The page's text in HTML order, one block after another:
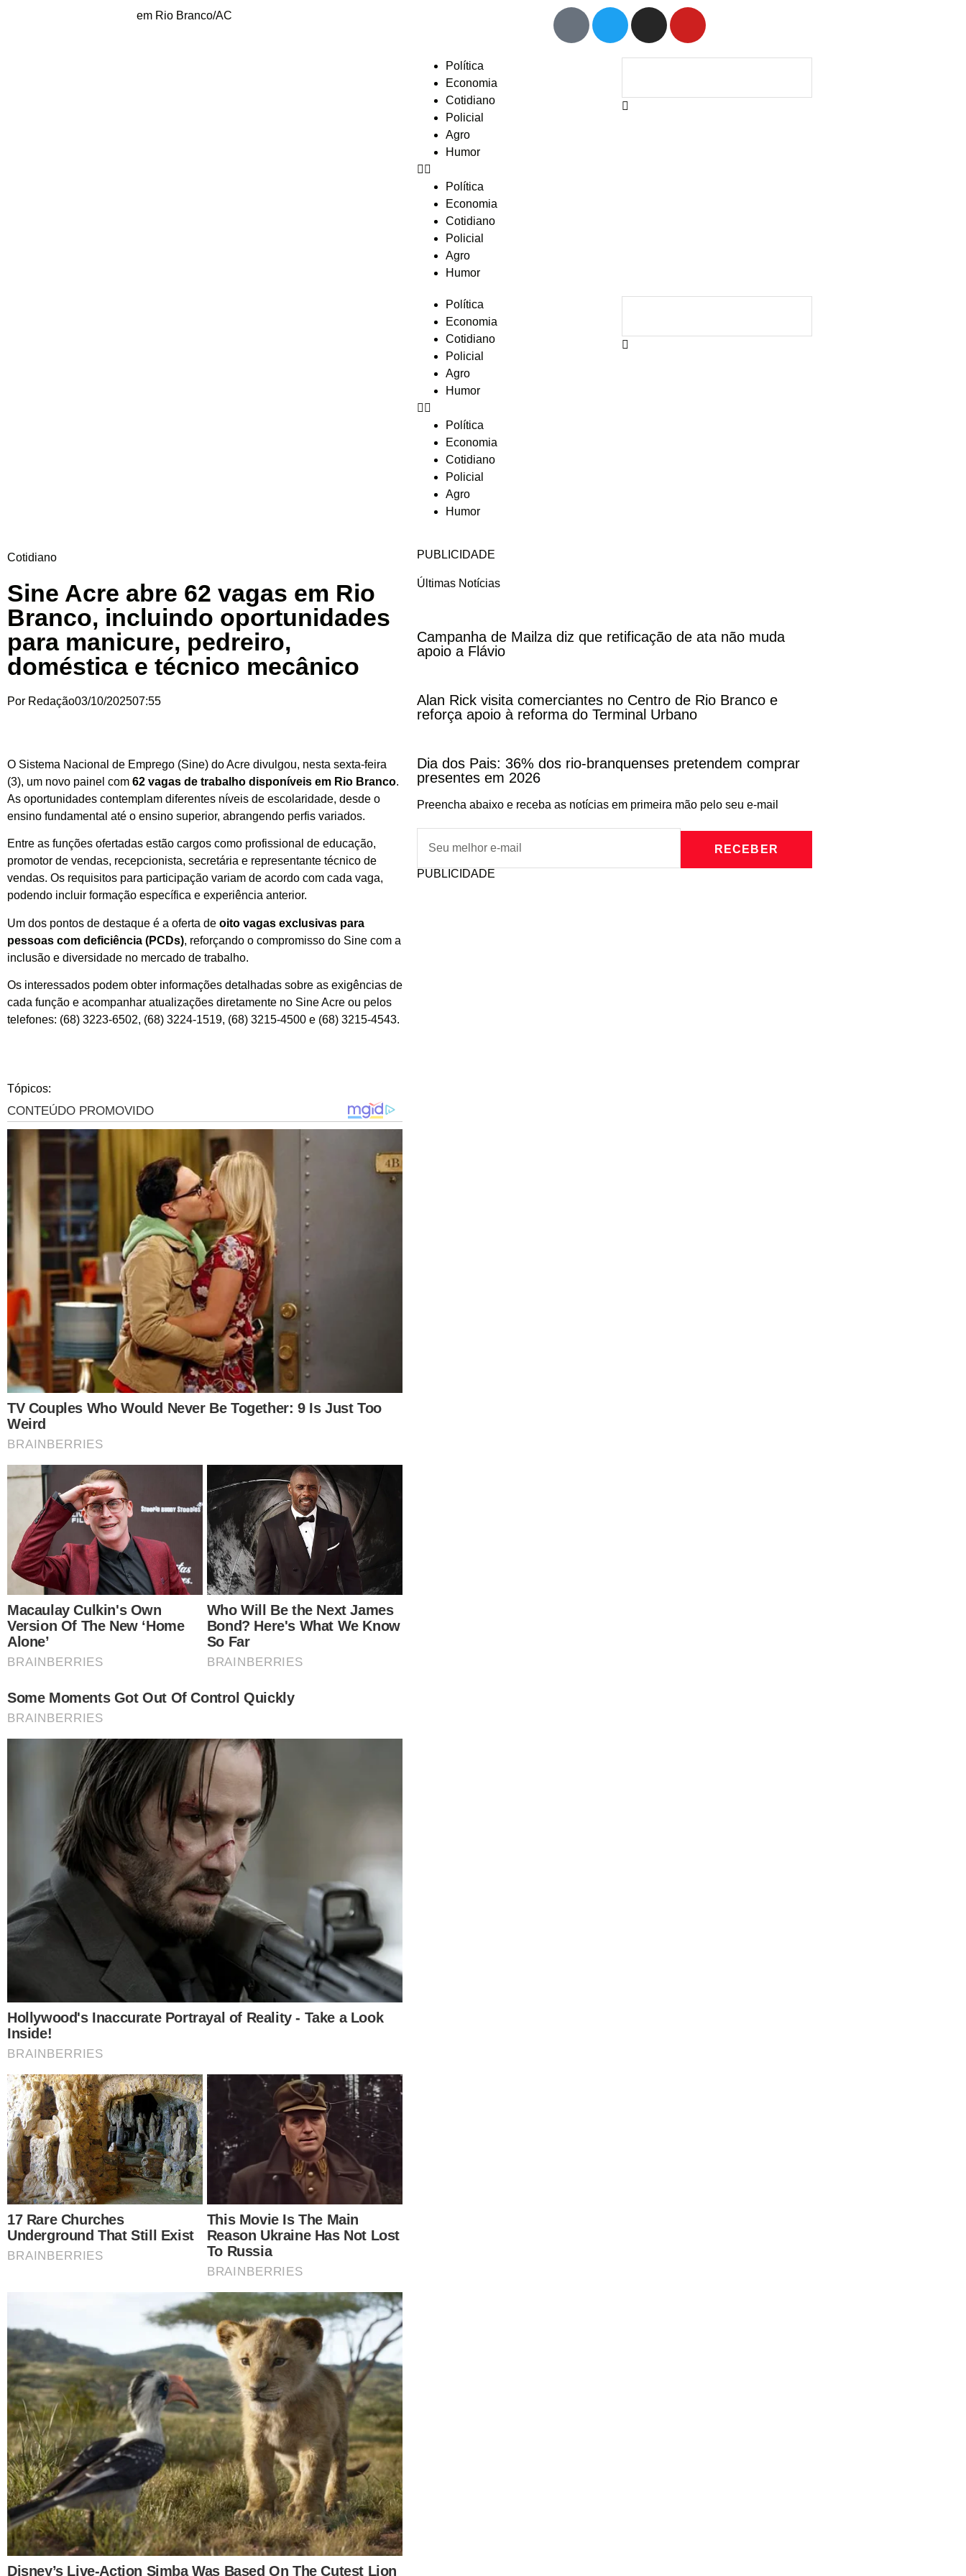
em Rio Branco/AC
Política
Economia
Cotidiano
Policial
Agro
Humor
Política
Economia
Cotidiano
Policial
Agro
Humor
Política
Economia
Cotidiano
Policial
Agro
Humor
Política
Economia
Cotidiano
Policial
Agro
Humor
Cotidiano
Sine Acre abre 62 vagas em Rio
Branco, incluindo oportunidades
para manicure, pedreiro,
doméstica e técnico mecânico
Por Redação03/10/202507:55
O Sistema Nacional de Emprego (Sine) do Acre divulgou, nesta sexta-feira
(3), um novo painel com 62 vagas de trabalho disponíveis em Rio Branco.
As oportunidades contemplam diferentes níveis de escolaridade, desde o
ensino fundamental até o ensino superior, abrangendo perfis variados.
Entre as funções ofertadas estão cargos como profissional de educação,
promotor de vendas, recepcionista, secretária e representante técnico de
vendas. Os requisitos para participação variam de acordo com cada vaga,
podendo incluir formação específica e experiência anterior.
Um dos pontos de destaque é a oferta de oito vagas exclusivas para
pessoas com deficiência (PCDs), reforçando o compromisso do Sine com a
inclusão e diversidade no mercado de trabalho.
Os interessados podem obter informações detalhadas sobre as exigências de
cada função e acompanhar atualizações diretamente no Sine Acre ou pelos
telefones: (68) 3223-6502, (68) 3224-1519, (68) 3215-4500 e (68) 3215-4543.
Tópicos:
PUBLICIDADE
Últimas Notícias
Campanha de Mailza diz que retificação de ata não muda
apoio a Flávio
Alan Rick visita comerciantes no Centro de Rio Branco e
reforça apoio à reforma do Terminal Urbano
Dia dos Pais: 36% dos rio-branquenses pretendem comprar
presentes em 2026
Preencha abaixo e receba as notícias em primeira mão pelo seu e-mail
RECEBER
PUBLICIDADE